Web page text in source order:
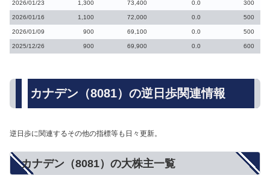
2026/01/23 1,300 73,400 0.0 300
2026/01/16 1,100 72,000 0.0 500
2026/01/09 900 69,100 0.0 500
2025/12/26 900 69,900 0.0 600
カナデン（8081）の逆日歩関連情報
逆日歩に関連するその他の指標等も日々更新。
カナデン（8081）の大株主一覧